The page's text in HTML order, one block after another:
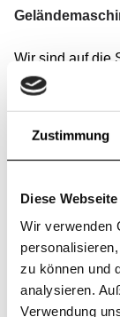
Zustimmung
Diese
Wir verwenden
zu können und
analysieren.
Verwendung
Wir sind auf die
Vielzahl von
Muldenkipper,
über unsere
Unsere
führender
JCB, John
Yamaha,
PistenBully,